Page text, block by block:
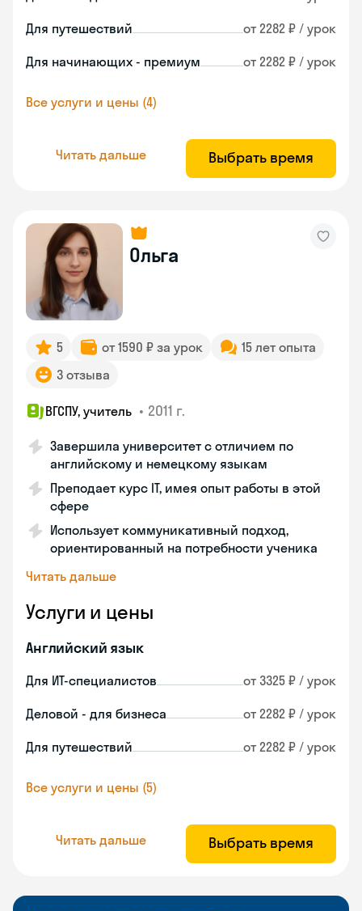
Для путешествий от 2282 ₽ / урок
Для начинающих - премиум от 2282 ₽ / урок
Все услуги и цены (4)
Читать дальше Выбрать время
Ольга
5 от 1590 ₽ за урок
15 лет опыта
3 отзыва
ВГСПУ, учитель • 2011 г.
Завершила университет с отличием по
английскому и немецкому языкам
Преподает курс IT, имея опыт работы в этой
сфере
Использует коммуникативный подход,
ориентированный на потребности ученика
Читать дальше
Услуги и цены
Английский язык
Для ИТ-специалистов от 3325 ₽ / урок
Деловой - для бизнеса от 2282 ₽ / урок
Для путешествий от 2282 ₽ / урок
Все услуги и цены (5)
Читать дальше Выбрать время